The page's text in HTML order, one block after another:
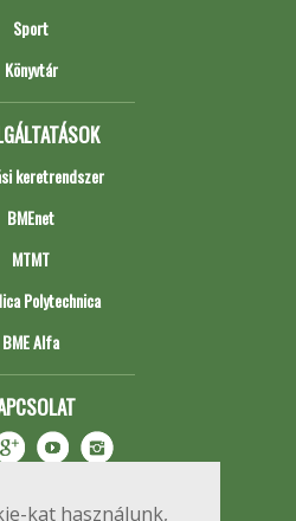
kat használunk,
Sport
Könyvtár
keretrendszer
BMEnet
MTMT
Polytechnica
BME Alfa